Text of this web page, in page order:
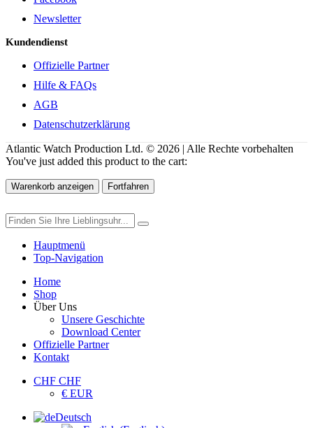
Newsletter
Kundendienst
Offizielle Partner
Hilfe & FAQs
AGB
Datenschutzerklärung
Atlantic Watch Production Ltd. © 2026 | Alle Rechte vorbehalten
You've just added this product to the cart:
Warenkorb anzeigen Fortfahren
Hauptmenü
Top-Navigation
Home
Shop
Über Uns
Unsere Geschichte
Download Center
Offizielle Partner
Kontakt
CHF CHF
€ EUR
Deutsch